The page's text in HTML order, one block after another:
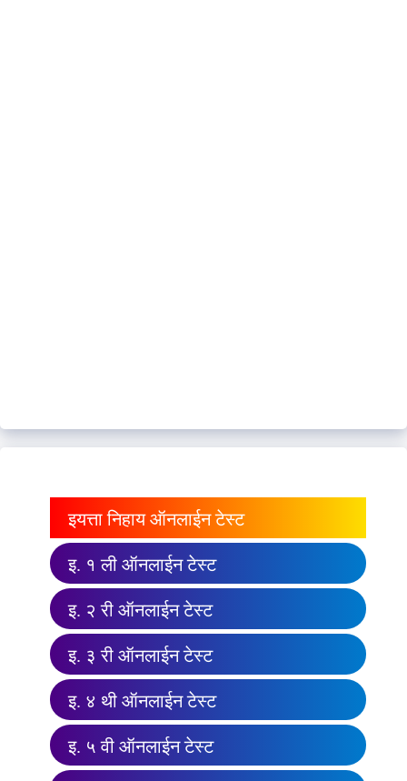
इयत्ता निहाय ऑनलाईन टेस्ट
इ. १ ली ऑनलाईन टेस्ट
इ. २ री ऑनलाईन टेस्ट
इ. ३ री ऑनलाईन टेस्ट
इ. ४ थी ऑनलाईन टेस्ट
इ. ५ वी ऑनलाईन टेस्ट